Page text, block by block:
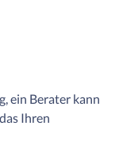
ein Berater kann
Ihren